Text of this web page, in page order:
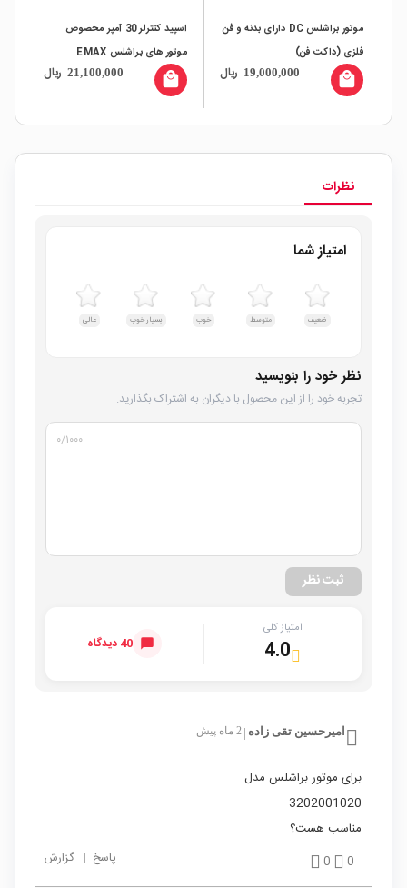
موتور براشلس DC دارای بدنه و فن
فلزی (داکت فن)
19,000,000 ریال local_mall
اسپید کنترلر 30 آمپر مخصوص
موتور های براشلس EMAX
BLHeli
21,100,000 ریال local_mall
نظرات
امتیاز شما
ضعیف متوسط خوب بسیار خوب عالی
نظر خود را بنویسید
تجربه خود را از این محصول با دیگران به اشتراک بگذارید.
۰/۱۰۰۰
ثبت نظر
امتیاز کلی
4.0 40 دیدگاه
امیرحسین تقی زاده | 2 ماه پیش
برای موتور براشلس مدل
3202001020
مناسب هست؟
0
0 پاسخ | گزارش